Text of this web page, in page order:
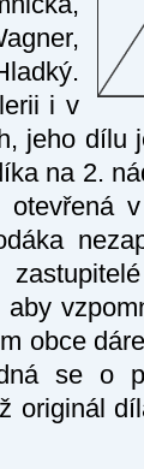
i v
jeho dílu
na 2.
otevřená
obce
se o
originál